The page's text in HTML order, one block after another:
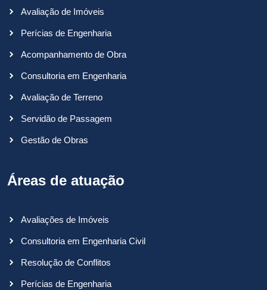
Avaliação de Imóveis
Perícias de Engenharia
Acompanhamento de Obra
Consultoria em Engenharia
Avaliação de Terreno
Servidão de Passagem
Gestão de Obras
Áreas de atuação
Avaliações de Imóveis
Consultoria em Engenharia Civil
Resolução de Conflitos
Perícias de Engenharia